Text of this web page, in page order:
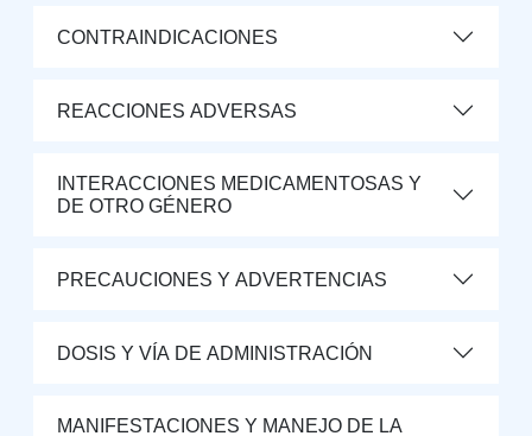
CONTRAINDICACIONES
REACCIONES ADVERSAS
INTERACCIONES MEDICAMENTOSAS Y
DE OTRO GÉNERO
PRECAUCIONES Y ADVERTENCIAS
DOSIS Y VÍA DE ADMINISTRACIÓN
MANIFESTACIONES Y MANEJO DE LA